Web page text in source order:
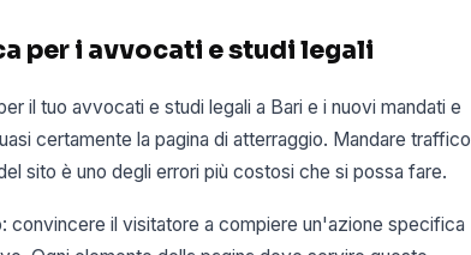
per i avvocati e studi legali
il tuo avvocati e studi legali a Bari e i nuovi mandati e
certamente la pagina di atterraggio. Mandare traffico
sito è uno degli errori più costosi che si possa fare.
convincere il visitatore a compiere un'azione specifica